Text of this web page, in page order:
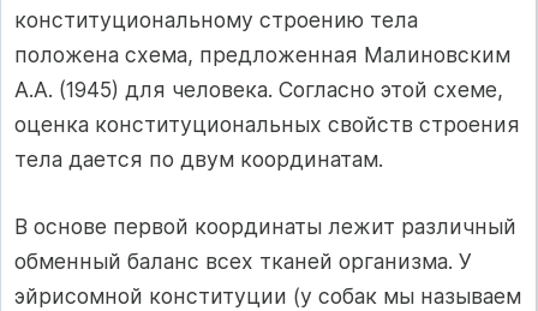
конституциональному строению тела
положена схема, предложенная Малиновским
А.А. (1945) для человека. Согласно этой схеме,
оценка конституциональных свойств строения
тела дается по двум координатам.
В основе первой координаты лежит различный
обменный баланс всех тканей организма. У
эйрисомной конституции (у собак мы называем